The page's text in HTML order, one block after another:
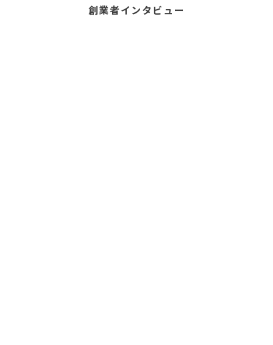
創業者インタビュー